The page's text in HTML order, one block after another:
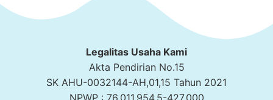
Legalitas Usaha Kami
Akta Pendirian No.15
SK AHU-0032144-AH,01,15 Tahun 2021
NPWP : 76,011,954,5-427,000